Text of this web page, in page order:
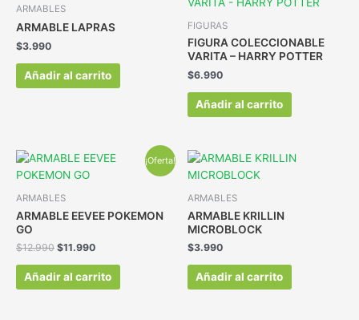
ARMABLES
ARMABLE LAPRAS
$3.990
Añadir al carrito
FIGURAS
FIGURA COLECCIONABLE
VARITA – HARRY POTTER
$6.990
Añadir al carrito
¡Oferta!
ARMABLES
ARMABLE EEVEE POKEMON
GO
$12.990 $11.990
Añadir al carrito
ARMABLES
ARMABLE KRILLIN
MICROBLOCK
$3.990
Añadir al carrito